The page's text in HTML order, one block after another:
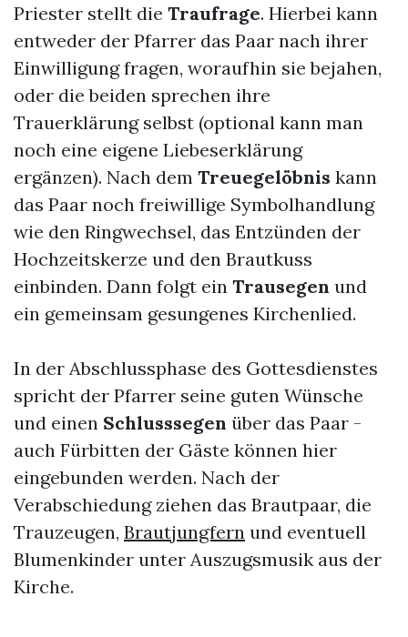
Priester stellt die Traufrage. Hierbei kann
entweder der Pfarrer das Paar nach ihrer
Einwilligung fragen, woraufhin sie bejahen,
oder die beiden sprechen ihre
Trauerklärung selbst (optional kann man
noch eine eigene Liebeserklärung
ergänzen). Nach dem Treuegelöbnis kann
das Paar noch freiwillige Symbolhandlung
wie den Ringwechsel, das Entzünden der
Hochzeitskerze und den Brautkuss
einbinden. Dann folgt ein Trausegen und
ein gemeinsam gesungenes Kirchenlied.
In der Abschlussphase des Gottesdienstes
spricht der Pfarrer seine guten Wünsche
und einen Schlusssegen über das Paar -
auch Fürbitten der Gäste können hier
eingebunden werden. Nach der
Verabschiedung ziehen das Brautpaar, die
Trauzeugen, Brautjungfern und eventuell
Blumenkinder unter Auszugsmusik aus der
Kirche.